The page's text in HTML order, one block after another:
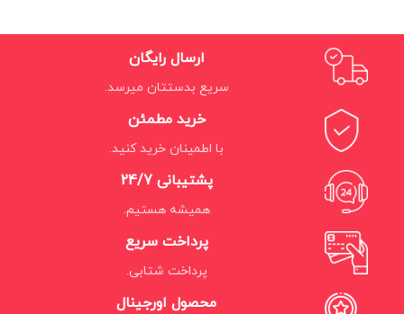
ارسال رایگان
سریع بدستتان میرسد.
خرید مطمئن
با اطمینان خرید کنید.
پشتیبانی 24/7
همیشه هستیم.
پرداخت سریع
پرداخت شتابی.
محصول اورجینال